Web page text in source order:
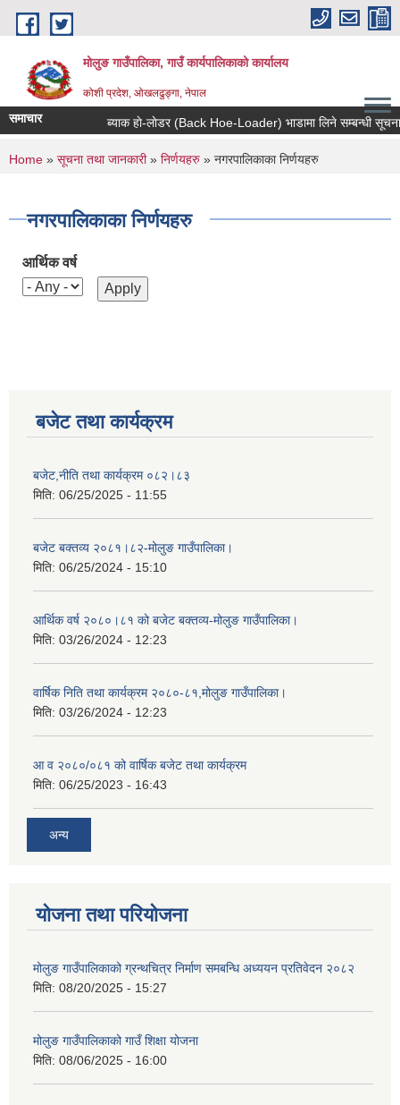
Skip to main content
मोलुङ गाउँपालिका, गाउँ कार्यपालिकाको कार्यालय
कोशी प्रदेश, ओखलढुङ्गा, नेपाल
समाचार ब्याक हाे-लाेडर (Back Hoe-Loader) भाडामा लिने सम्बन्धी सूचना
You are here
Home » सूचना तथा जानकारी» निर्णयहरु » नगरपालिकाका निर्णयहरु
नगरपालिकाका निर्णयहरु
आर्थिक वर्ष
बजेट तथा कार्यक्रम
बजेट,नीति तथा कार्यक्रम ०८२।८३
मिति: 06/25/2025 - 11:55
बजेट बक्तव्य २०८१।८२-मोलुङ गाउँपालिका।
मिति: 06/25/2024 - 15:10
आर्थिक वर्ष २०८०।८१ को बजेट बक्तव्य-मोलुङ गाउँपालिका।
मिति: 03/26/2024 - 12:23
वार्षिक निति तथा कार्यक्रम २०८०-८१,मोलुङ गाउँपालिका।
मिति: 03/26/2024 - 12:23
आ व २०८०/०८१ को वार्षिक बजेट तथा कार्यक्रम
मिति: 06/25/2023 - 16:43
अन्य
योजना तथा परियोजना
मोलुङ गाउँपालिकाको ग्रन्थचित्र निर्माण समबन्धि अध्ययन प्रतिवेदन २०८२
मिति: 08/20/2025 - 15:27
मोलुङ गाउँपालिकाको गाउँ शिक्षा योजना
मिति: 08/06/2025 - 16:00